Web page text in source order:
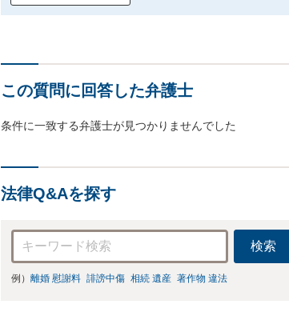
この質問に回答した弁護士
条件に一致する弁護士が見つかりませんでした
法律Q&Aを探す
検索
例） 離婚 慰謝料 誹謗中傷 相続 遺産 著作物 違法